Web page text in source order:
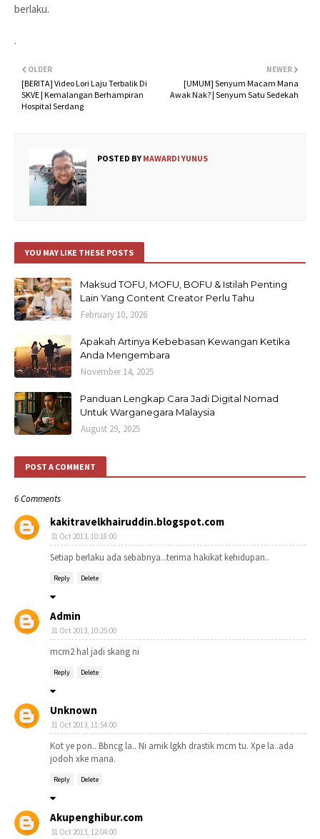
berlaku.
.
NEWER
[UMUM] Senyum Macam Mana
Awak Nak? | Senyum Satu Sedekah
OLDER
[BERITA] Video Lori Laju Terbalik Di
SKVE | Kemalangan Berhampiran
Hospital Serdang
POSTED BY MAWARDI YUNUS
YOU MAY LIKE THESE POSTS
Maksud TOFU, MOFU, BOFU & Istilah Penting
Lain Yang Content Creator Perlu Tahu
February 10, 2026
Apakah Artinya Kebebasan Kewangan Ketika
Anda Mengembara
November 14, 2025
Panduan Lengkap Cara Jadi Digital Nomad
Untuk Warganegara Malaysia
August 29, 2025
POST A COMMENT
6 Comments
kakitravelkhairuddin.blogspot.com
31 Oct 2013, 10:18:00
Setiap berlaku ada sebabnya...terima hakikat kehidupan..
Reply Delete
Admin
31 Oct 2013, 10:25:00
mcm2 hal jadi skang ni
Reply Delete
Unknown
31 Oct 2013, 11:54:00
Kot ye pon.. Bbncg la.. Ni amik lgkh drastik mcm tu. Xpe la..ada
jodoh xke mana.
Reply Delete
Akupenghibur.com
31 Oct 2013, 12:04:00